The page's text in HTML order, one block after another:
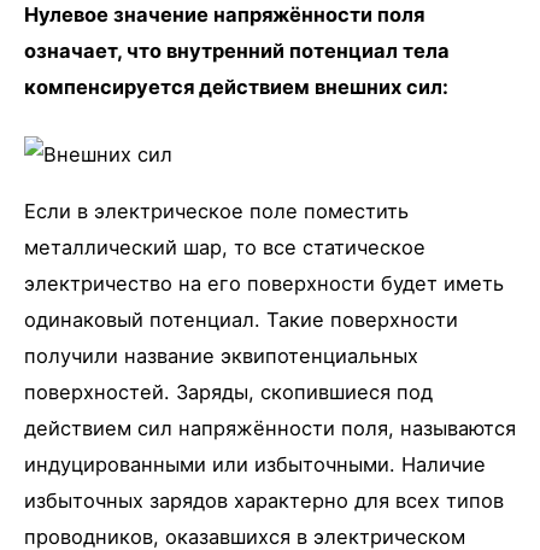
Нулевое значение напряжённости поля
означает, что внутренний потенциал тела
компенсируется действием внешних сил:
Если в электрическое поле поместить
металлический шар, то все статическое
электричество на его поверхности будет иметь
одинаковый потенциал. Такие поверхности
получили название эквипотенциальных
поверхностей. Заряды, скопившиеся под
действием сил напряжённости поля, называются
индуцированными или избыточными. Наличие
избыточных зарядов характерно для всех типов
проводников, оказавшихся в электрическом